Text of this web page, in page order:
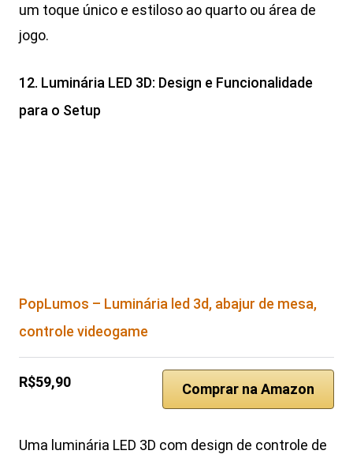
um toque único e estiloso ao quarto ou área de
jogo.
12. Luminária LED 3D: Design e Funcionalidade
para o Setup
PopLumos – Luminária led 3d, abajur de mesa,
controle videogame
R$59,90 Comprar na Amazon
Uma luminária LED 3D com design de controle de